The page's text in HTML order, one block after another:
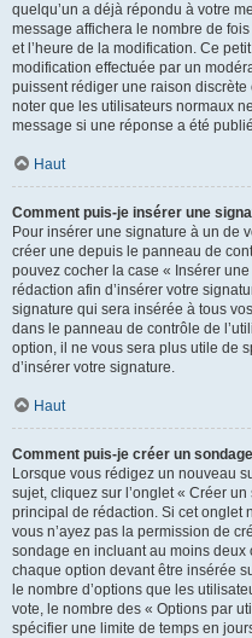
quelqu’un a déjà répondu à votre
message affichera le nombre de
et l’heure de la modification. Ce petit
modification effectuée par un
puissent rédiger une raison
noter que les utilisateurs normaux
message si une réponse a été
Haut
Comment puis-je insérer une
Pour insérer une signature à un de
créer une depuis le panneau de
pouvez cocher la case « Insérer
rédaction afin d’insérer votre
signature qui sera insérée à tous
dans le panneau de contrôle de
option, il ne vous sera plus utile de
d’insérer votre signature.
Haut
Comment puis-je créer un
Lorsque vous rédigez un nouveau
sujet, cliquez sur l’onglet « Créer
principal de rédaction. Si cet onglet
vous n’ayez pas la permission de
sondage en incluant au moins
chaque option devant être insérée
le nombre d’options que les
vote, le nombre des « Options par
spécifier une limite de temps en